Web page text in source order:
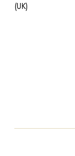
(UK)